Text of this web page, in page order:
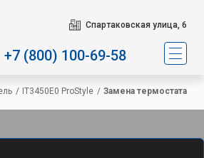
Спартаковская улица, 6
+7 (800) 100-69-58
/ IT3450E0 ProStyle / Замена термостата